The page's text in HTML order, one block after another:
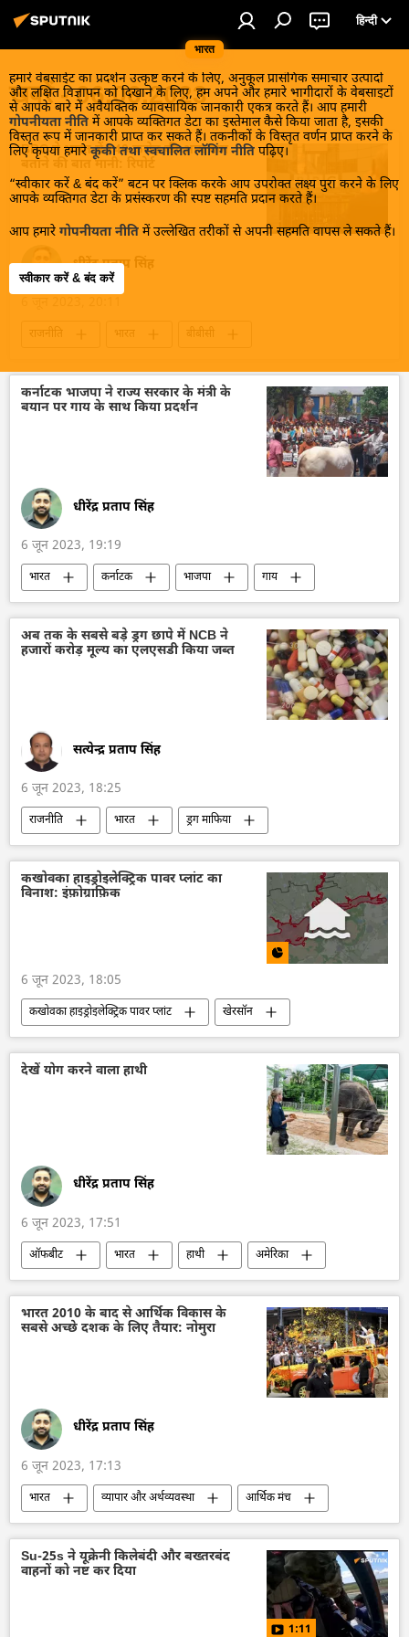
भारत
हिन्दी
हमारे वेबसाईट का प्रदर्शन उत्कृष्ट करने के लिए, अनुकूल प्रासंगिक समाचार उत्पादों
और लक्षित विज्ञापन को दिखाने के लिए, हम अपने और हमारे भागीदारों के वेबसाइटों
से आपके बारे में अवैयक्तिक व्यावसायिक जानकारी एकत्र करते हैं। आप हमारी
गोपनीयता नीति में आपके व्यक्तिगत डेटा का इस्तेमाल कैसे किया जाता है, इसकी
विस्तृत रूप में जानकारी प्राप्त कर सकते हैं। तकनीकों के विस्तृत वर्णन प्राप्त करने के
लिए कृपया हमारे कूकी तथा स्वचालित लॉगिंग नीति पढ़िए।
“स्वीकार करें & बंद करें” बटन पर क्लिक करके आप उपरोक्त लक्ष्य पुरा करने के लिए
आपके व्यक्तिगत डेटा के प्रसंस्करण की स्पष्ट सहमति प्रदान करते हैं।
आप हमारे गोपनीयता नीति में उल्लेखित तरीकों से अपनी सहमति वापस ले सकते हैं।
स्वीकार करें & बंद करें
खबरें - 06.06.2023
BBC ने भारत में ₹40 करोड़ की आय कम
बताने की बात मानी: रिपोर्ट
धीरेंद्र प्रताप सिंह
राजनीति भारत
बीबीसी
जाँच पड़ताल
बीबीसी वृत्तचित्र पंक्ति
कर्नाटक भाजपा ने राज्य सरकार के मंत्री के
बयान पर गाय के साथ किया प्रदर्शन
धीरेंद्र प्रताप सिंह
6 जून 2023, 19:19
भारत कर्नाटक भाजपा
गाय
धरना-प्रदर्शन
भारतीय राष्ट्रीय कांग्रेस
कांग्रेस
ऑफबीट
अब तक के सबसे बड़े ड्रग छापे में NCB ने
हजारों करोड़ मूल्य का एलएसडी किया जब्त
सत्येन्द्र प्रताप सिंह
6 जून 2023, 18:25
राजनीति भारत
ड्रग माफिया
नशीले पदार्थों की तस्करी
भारतीय नौसेना
अपराध
अपराध मालिक
घृणा अपराध
पुलिस जांच
कखोवका हाइड्रोइलेक्ट्रिक पावर प्लांट का
विनाश: इंफ़ोग्राफ़िक
6 जून 2023, 18:05
कखोवका हाइड्रोइलेक्ट्रिक पावर प्लांट
खेरसॉन
रूस
यूक्रेन
यूक्रेन सशस्त्र बल
रूसी सेना
राष्ट्रीय सुरक्षा
देखें योग करने वाला हाथी
धीरेंद्र प्रताप सिंह
6 जून 2023, 17:51
ऑफबीट भारत हाथी
अमेरिका
जानवर संरक्षण
जानवर
जानवरों का विलुप्त होना
प्रकृति संरक्षण
खेल
भारत 2010 के बाद से आर्थिक विकास के
सबसे अच्छे दशक के लिए तैयार: नोमुरा
धीरेंद्र प्रताप सिंह
6 जून 2023, 17:13
भारत व्यापार और अर्थव्यवस्था
आर्थिक मंच
एशिया की धुरी
जीडीपी
Make in India
आसियान
भारत का विकास
समावेशी विकास
Su-25s ने यूक्रेनी किलेबंदी और बख्तरबंद
वाहनों को नष्ट कर दिया
1:11